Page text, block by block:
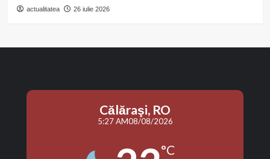
actualitatea 26 iulie 2026
Călăraşi, RO
5:27 AM08/08/2026
°C